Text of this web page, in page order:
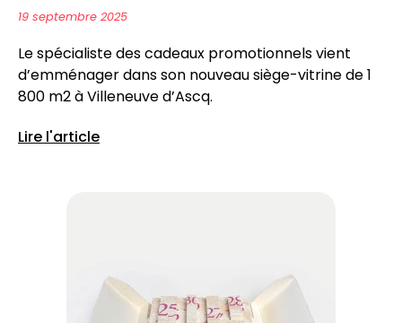
19 septembre 2025
Le spécialiste des cadeaux promotionnels vient
d’emménager dans son nouveau siège-vitrine de 1
800 m2 à Villeneuve d’Ascq.
Lire l'article